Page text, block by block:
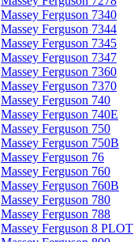
Massey Ferguson 7340
Massey Ferguson 7344
Massey Ferguson 7345
Massey Ferguson 7347
Massey Ferguson 7360
Massey Ferguson 7370
Massey Ferguson 740
Massey Ferguson 740E
Massey Ferguson 750
Massey Ferguson 750B
Massey Ferguson 76
Massey Ferguson 760
Massey Ferguson 760B
Massey Ferguson 780
Massey Ferguson 788
Massey Ferguson 8 PLOT